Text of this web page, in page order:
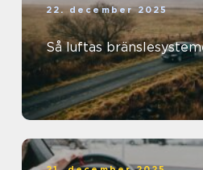
22. december 2025
Så luftas